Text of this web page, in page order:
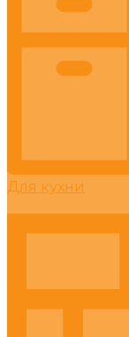
Для кухни